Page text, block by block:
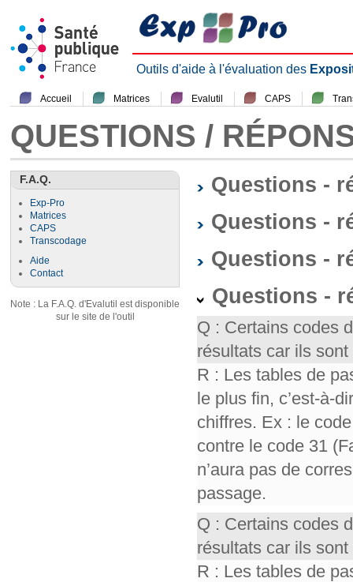
Outils d'aide à l'évaluation des
Accueil Matrices Evalutil CAPS
QUESTIONS /
F.A.Q.
Exp-Pro
Matrices
CAPS
Transcodage
Aide
Contact
Note : La F.A.Q. d'Evalutil est disponible
sur le site de l'outil
Questions -
Questions -
Questions -
Questions -
Q : Certains codes
résultats car ils
R : Les tables de
le plus fin, c’est-à-
chiffres. Ex : le
contre le code 31
n’aura pas de
passage.
Q : Certains codes
résultats car ils
R : Les tables de